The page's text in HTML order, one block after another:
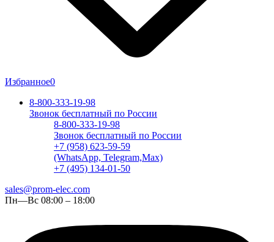
Избранное0
8-800-333-19-98
Звонок бесплатный по России
8-800-333-19-98
Звонок бесплатный по России
+7 (958) 623-59-59
(WhatsApp, Telegram,Max)
+7 (495) 134-01-50
sales@prom-elec.com
Пн—Вс 08:00 – 18:00